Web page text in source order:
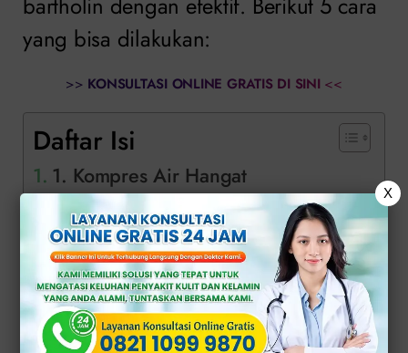
yang bisa dilakukan:
>> KONSULTASI ONLINE GRATIS DI SINI <<
Daftar Isi
1. Kompres Air Hangat
2. Berendam dalam Air Hangat
3. Menggunakan Antibiotik (Jika
Terinfeksi)
4. Prosedur Bedah Drainase
5. Marsupialisasi atau
X